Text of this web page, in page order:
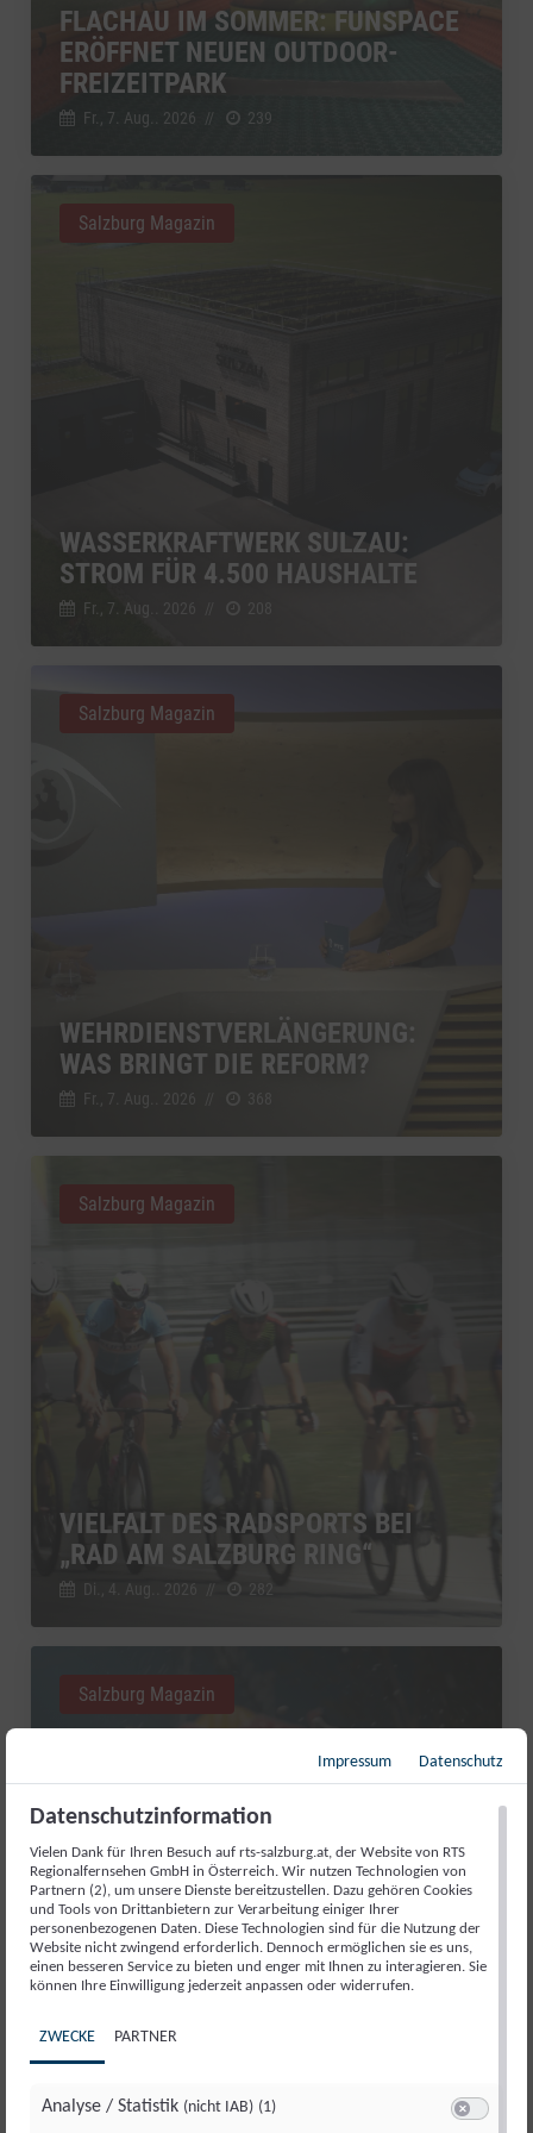
FLACHAU IM SOMMER: FUNSPACE
ERÖFFNET NEUEN OUTDOOR-
FREIZEITPARK
Fr., 7. Aug.. 2026 // 239
WASSERKRAFTWERK SULZAU:
STROM FÜR 4.500 HAUSHALTE
Fr., 7. Aug.. 2026
Salzburg Magazin
WEHRDIENSTVERLÄNGERUNG:
WAS BRINGT DIE REFORM?
Fr., 7. Aug.. 2026
Salzburg Magazin
VIELFALT DES RADSPORTS BEI
„RAD AM SALZBURG RING“
Di., 4. Aug.. 2026 // 282
Salzburg Magazin
RED BULL ROMANIACS: MANUEL
GESAMTSIEG
Salzburg Magazin
Impressum Datenschutz
Datenschutzinformation
Vielen Dank für Ihren Besuch auf rts-salzburg.at, der Website von RTS
Regionalfernsehen GmbH in Österreich. Wir nutzen Technologien von
Partnern (2), um unsere Dienste bereitzustellen. Dazu gehören Cookies
und Tools von Drittanbietern zur Verarbeitung einiger Ihrer
personenbezogenen Daten. Diese Technologien sind für die Nutzung der
Website nicht zwingend erforderlich. Dennoch ermöglichen sie es uns,
einen besseren Service zu bieten und enger mit Ihnen zu interagieren. Sie
können Ihre Einwilligung jederzeit anpassen oder widerrufen.
ZWECKE PARTNER
Analyse / Statistik (nicht IAB) (1)